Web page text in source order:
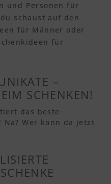
und Personen für
schaust auf den
für Männer oder
für
–
SCHENKEN!
das beste
Na? Wer kann da jetzt